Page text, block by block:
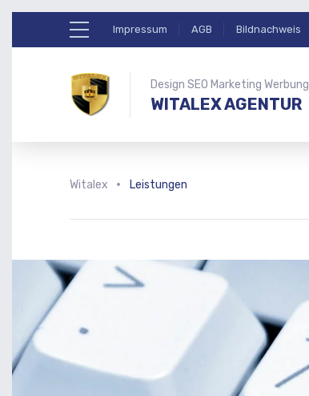
Impressum AGB Bildnachweis
Design SEO Marketing Werbung
WITALEX AGENTUR
Witalex Leistungen